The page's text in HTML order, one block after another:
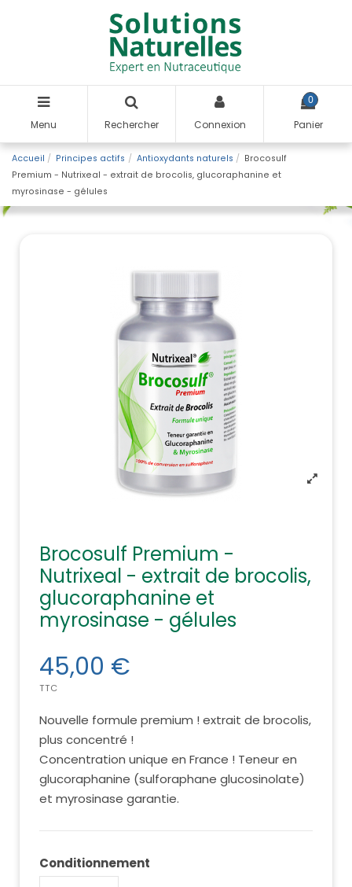
Menu Rechercher Connexion
0
Panier
Accueil Principes actifs Antioxydants naturels
Brocosulf
Premium - Nutrixeal - extrait de brocolis, glucoraphanine et
myrosinase - gélules
Brocosulf Premium -
Nutrixeal - extrait de brocolis,
glucoraphanine et
myrosinase - gélules
45,00 €
TTC
Nouvelle formule premium ! extrait de brocolis,
plus concentré !
Concentration unique en France ! Teneur en
glucoraphanine (sulforaphane glucosinolate)
et myrosinase garantie.
Conditionnement